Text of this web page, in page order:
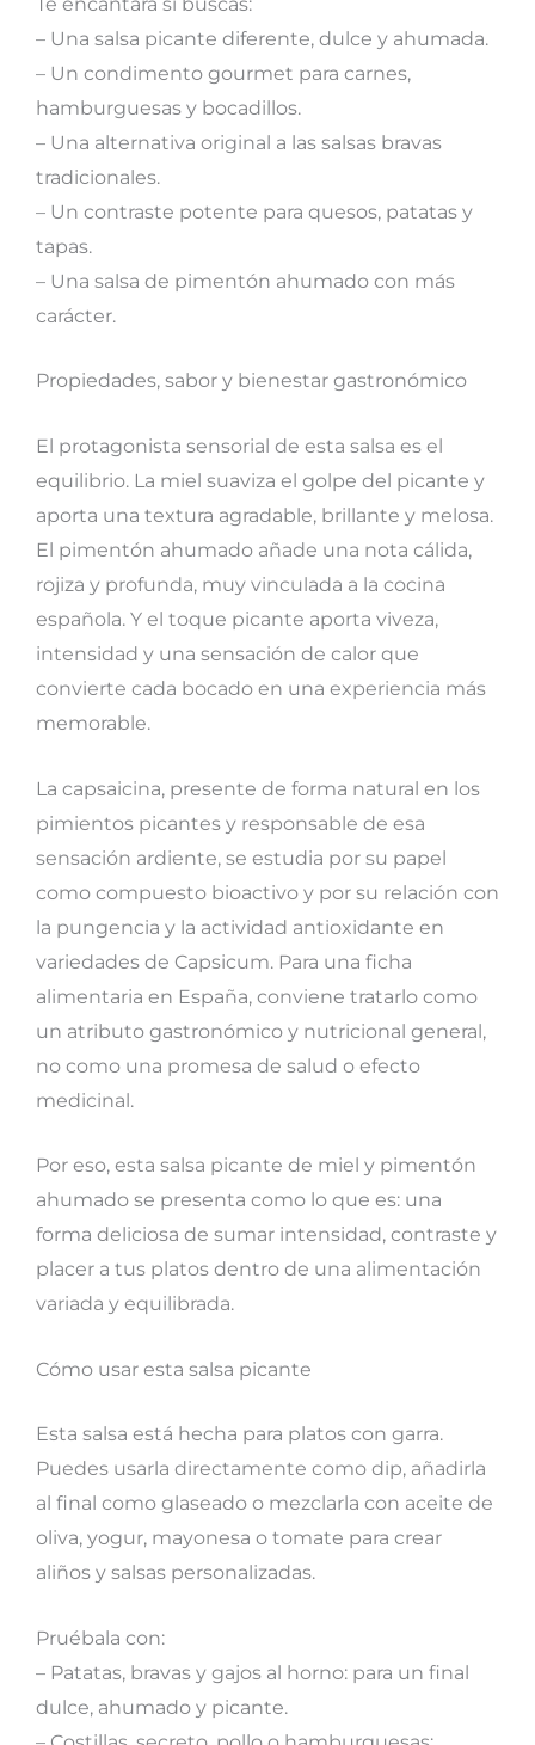
– Una salsa picante diferente, dulce y ahumada.
– Un condimento gourmet para carnes,
hamburguesas y bocadillos.
– Una alternativa original a las salsas bravas
tradicionales.
– Un contraste potente para quesos, patatas y
tapas.
– Una salsa de pimentón ahumado con más
carácter.
Propiedades, sabor y bienestar gastronómico
El protagonista sensorial de esta salsa es el
equilibrio. La miel suaviza el golpe del picante y
aporta una textura agradable, brillante y melosa.
El pimentón ahumado añade una nota cálida,
rojiza y profunda, muy vinculada a la cocina
española. Y el toque picante aporta viveza,
intensidad y una sensación de calor que
convierte cada bocado en una experiencia más
memorable.
La capsaicina, presente de forma natural en los
pimientos picantes y responsable de esa
sensación ardiente, se estudia por su papel
como compuesto bioactivo y por su relación con
la pungencia y la actividad antioxidante en
variedades de Capsicum. Para una ficha
alimentaria en España, conviene tratarlo como
un atributo gastronómico y nutricional general,
no como una promesa de salud o efecto
medicinal.
Por eso, esta salsa picante de miel y pimentón
ahumado se presenta como lo que es: una
forma deliciosa de sumar intensidad, contraste y
placer a tus platos dentro de una alimentación
variada y equilibrada.
Cómo usar esta salsa picante
Esta salsa está hecha para platos con garra.
Puedes usarla directamente como dip, añadirla
al final como glaseado o mezclarla con aceite de
oliva, yogur, mayonesa o tomate para crear
aliños y salsas personalizadas.
Pruébala con:
– Patatas, bravas y gajos al horno: para un final
dulce, ahumado y picante.